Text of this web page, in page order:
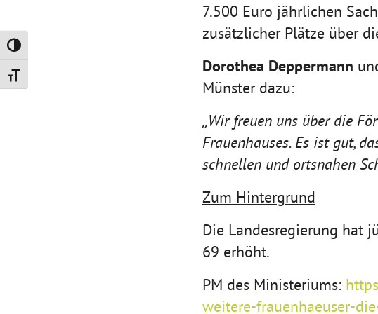
Umschalten auf hohe Kontraste
Schrift vergrößern
7.500 Euro jährlichen
zusätzlicher Plätze über
Dorothea Deppermann
Münster dazu:
„Wir freuen uns über die
Frauenhauses. Es ist gut,
schnellen und ortsnahen
Zum Hintergrund
Die Landesregierung hat
69 erhöht.
PM des Ministeriums:
weitere-frauenhaeuser-